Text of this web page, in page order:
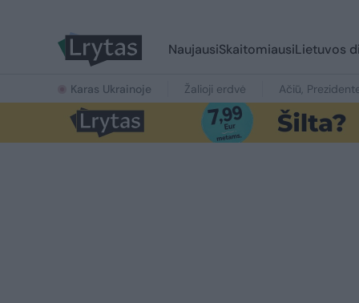
NaujausiSkaitomiausiLietuvos
Karas Ukrainoje Žalioji erdvė Ačiū,